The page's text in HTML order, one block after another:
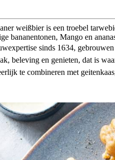
weißbier is een troebel
bananentonen, Mango en
sinds 1634,
beleving en genieten, dat is
te combineren met